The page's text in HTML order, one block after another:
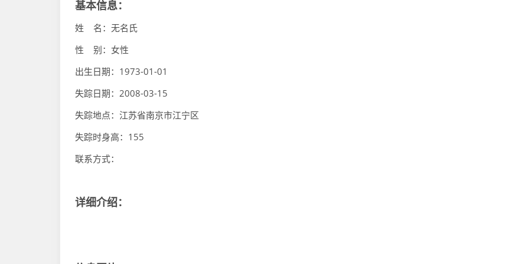
基本信息：
姓 名：无名氏
性 别：女性
出生日期：1973-01-01
失踪日期：2008-03-15
失踪地点：江苏省南京市江宁区
失踪时身高：155
联系方式：
详细介绍：